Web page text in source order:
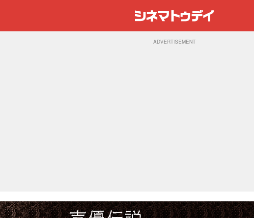
ADVERTISEMENT